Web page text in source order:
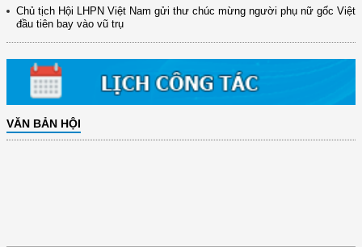
Chủ tịch Hội LHPN Việt Nam gửi thư chúc mừng người phụ nữ gốc Việt
đầu tiên bay vào vũ trụ
VĂN BẢN HỘI